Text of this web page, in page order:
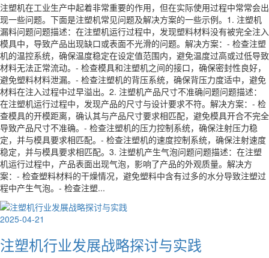
注塑机在工业生产中起着非常重要的作用，但在实际使用过程中常常会出
现一些问题。下面是注塑机常见问题及解决方案的一些示例。1. 注塑机
漏料问题问题描述：在注塑机运行过程中，发现塑料材料没有被完全注入
模具中，导致产品出现缺口或表面不光滑的问题。解决方案：- 检查注塑
机的温控系统，确保温度稳定在设定值范围内，避免温度过高或过低导致
材料无法正常流动。- 检查模具和注塑机之间的接口，确保密封性良好，
避免塑料材料泄漏。- 检查注塑机的背压系统，确保背压力度适中，避免
材料在注入过程中过早溢出。2. 注塑机产品尺寸不准确问题问题描述：
在注塑机运行过程中，发现产品的尺寸与设计要求不符。解决方案：- 检
查模具的开模距离，确认其与产品尺寸要求相匹配，避免模具开合不完全
导致产品尺寸不准确。- 检查注塑机的压力控制系统，确保注射压力稳
定，并与模具要求相匹配。- 检查注塑机的速度控制系统，确保注射速度
稳定，并与模具要求相匹配。3. 注塑机产生气泡问题问题描述：在注塑
机运行过程中，产品表面出现气泡，影响了产品的外观质量。解决方
案：- 检查塑料材料的干燥情况，避免塑料中含有过多的水分导致注塑过
程中产生气泡。- 检查注塑...
2025-04-21
注塑机行业发展战略探讨与实践